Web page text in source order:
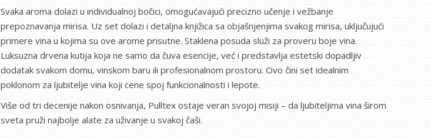
Svaka aroma dolazi u individualnoj bočici, omogućavajući precizno učenje i vežbanje
prepoznavanja mirisa. Uz set dolazi i detaljna knjižica sa objašnjenjima svakog mirisa, uključujući
primere vina u kojima su ove arome prisutne. Staklena posuda služi za proveru boje vina.
Luksuzna drvena kutija koja ne samo da čuva esencije, već i predstavlja estetski dopadljiv
dodatak svakom domu, vinskom baru ili profesionalnom prostoru. Ovo čini set idealnim
poklonom za ljubitelje vina koji cene spoj funkcionalnosti i lepote.
Više od tri decenije nakon osnivanja, Pulltex ostaje veran svojoj misiji – da ljubiteljima vina širom
sveta pruži najbolje alate za uživanje u svakoj čaši.